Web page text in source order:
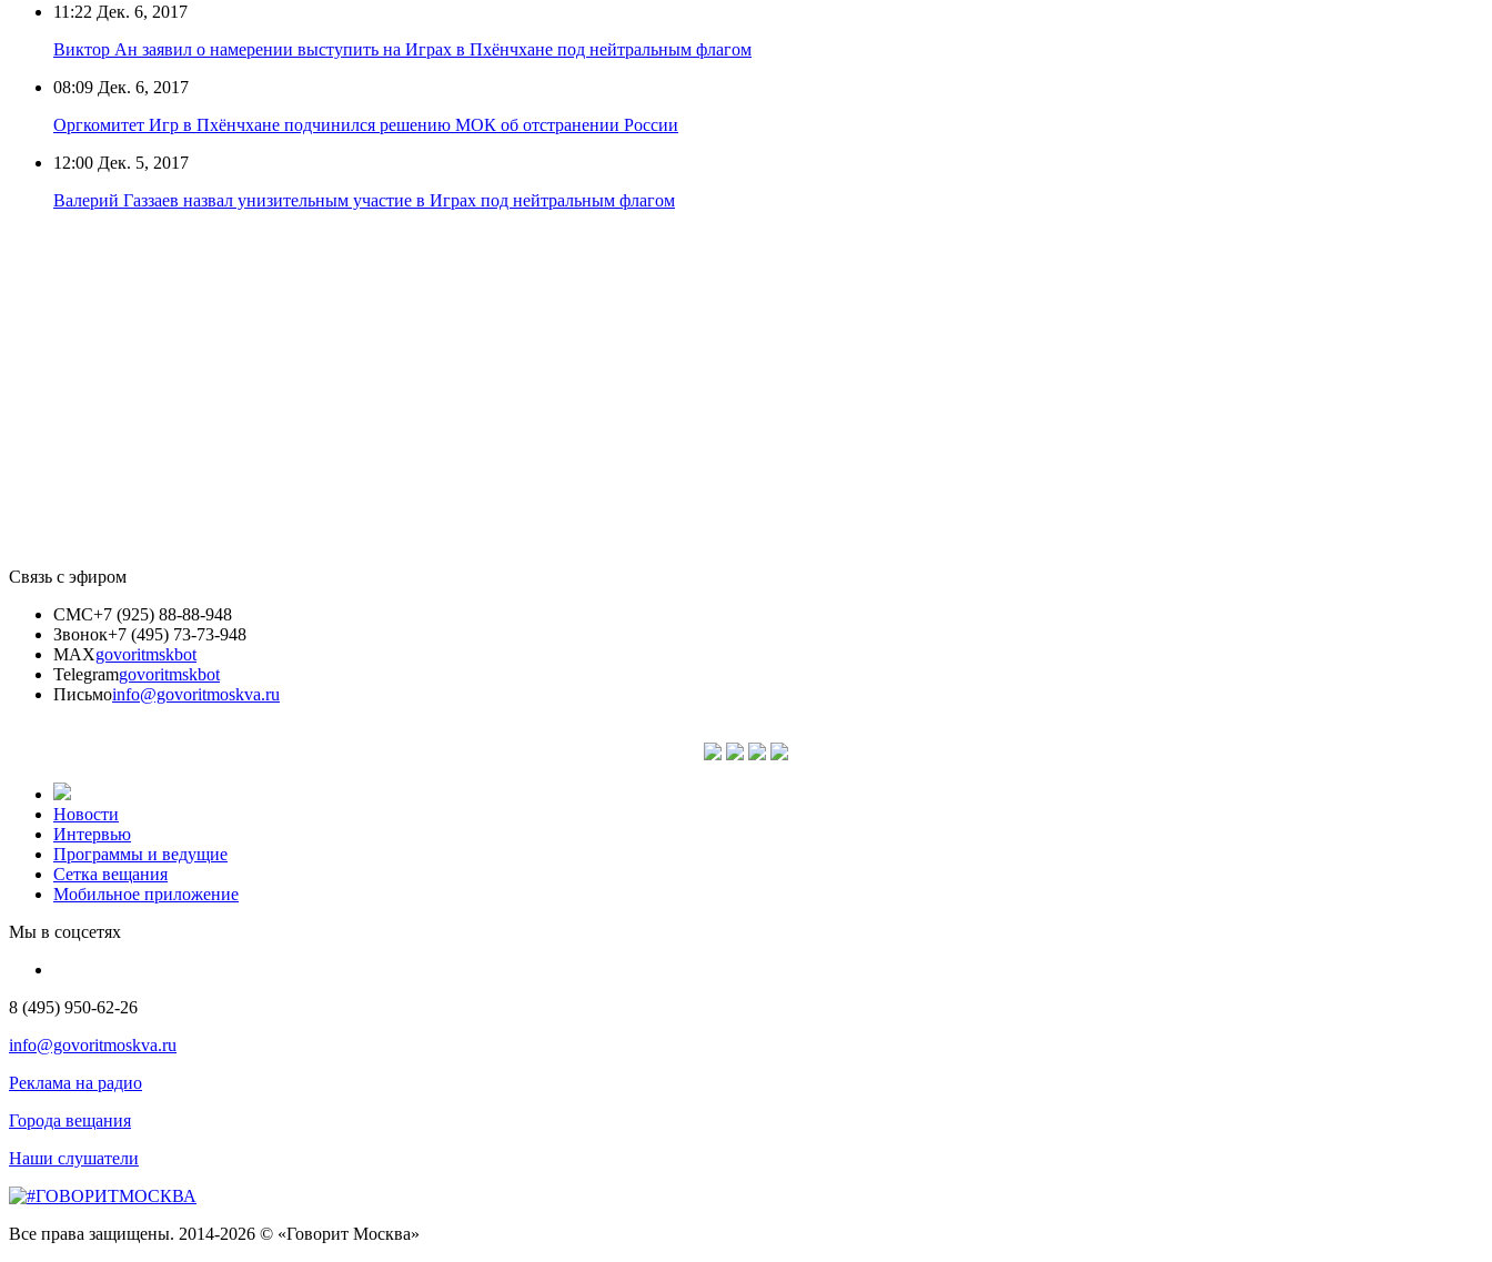
11:22 Дек. 6, 2017
Виктор Ан заявил о намерении выступить на Играх в Пхёнчхане под нейтральным флагом
08:09 Дек. 6, 2017
Оргкомитет Игр в Пхёнчхане подчинился решению МОК об отстранении России
12:00 Дек. 5, 2017
Валерий Газзаев назвал унизительным участие в Играх под нейтральным флагом
Связь с эфиром
СМС+7 (925) 88-88-948
Звонок+7 (495) 73-73-948
MAXgovoritmskbot
Telegramgovoritmskbot
Письмоinfo@govoritmoskva.ru
Новости
Интервью
Программы и ведущие
Сетка вещания
Мобильное приложение
Мы в соцсетях
8 (495) 950-62-26
info@govoritmoskva.ru
Реклама на радио
Города вещания
Наши слушатели
Все права защищены. 2014-2026 © «Говорит Москва»